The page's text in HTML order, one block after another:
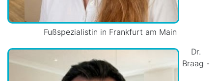
Fußspezialistin in Frankfurt am Main
Dr.
Braag -